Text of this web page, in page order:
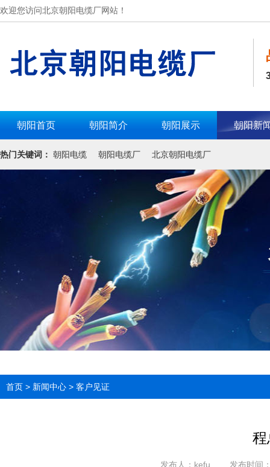
欢迎您访问北京朝阳电缆厂网站！
朝阳首页 朝阳简介 朝阳展示 朝阳新
热门关键词： 朝阳电缆 朝阳电缆厂 北京朝阳电缆厂
首页 > 新闻中心 > 客户见证
程
发布人： kefu 发布时间